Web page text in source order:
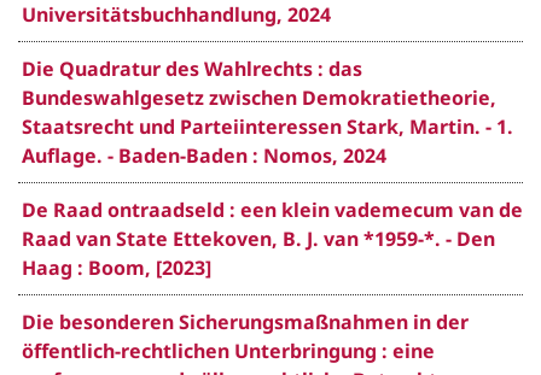
Universitätsbuchhandlung, 2024
Die Quadratur des Wahlrechts : das
Bundeswahlgesetz zwischen Demokratietheorie,
Staatsrecht und Parteiinteressen Stark, Martin. - 1.
Auflage. - Baden-Baden : Nomos, 2024
De Raad ontraadseld : een klein vademecum van de
Raad van State Ettekoven, B. J. van *1959-*. - Den
Haag : Boom, [2023]
Die besonderen Sicherungsmaßnahmen in der
öffentlich-rechtlichen Unterbringung : eine